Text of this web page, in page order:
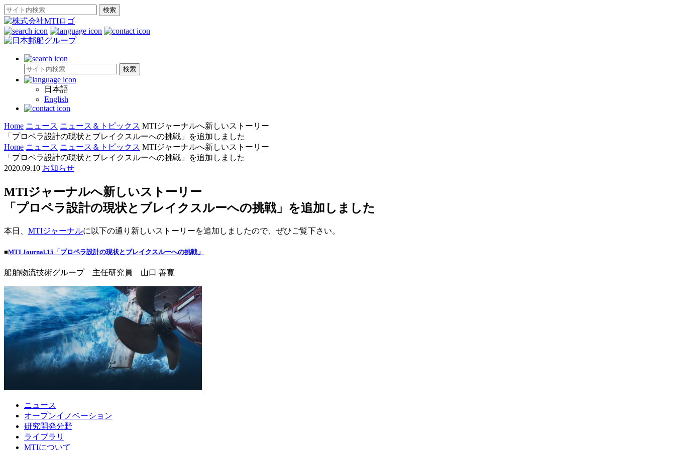
日本語
English
Home ニュース ニュース＆トピックス MTIジャーナルへ新しいストーリー
「プロペラ設計の現状とブレイクスルーへの挑戦」を追加しました
Home ニュース ニュース＆トピックス MTIジャーナルへ新しいストーリー
「プロペラ設計の現状とブレイクスルーへの挑戦」を追加しました
2020.09.10 お知らせ
MTIジャーナルへ新しいストーリー
「プロペラ設計の現状とブレイクスルーへの挑戦」を追加しました
本日、 MTIジャーナルに以下の通り新しいストーリーを追加しましたので、ぜひご覧下さい。
■MTI Journal.15「プロペラ設計の現状とブレイクスルーへの挑戦」
船舶物流技術グループ 主任研究員 山口 善寛
ニュース
オープンイノベーション
研究開発分野
ライブラリ
MTIについて